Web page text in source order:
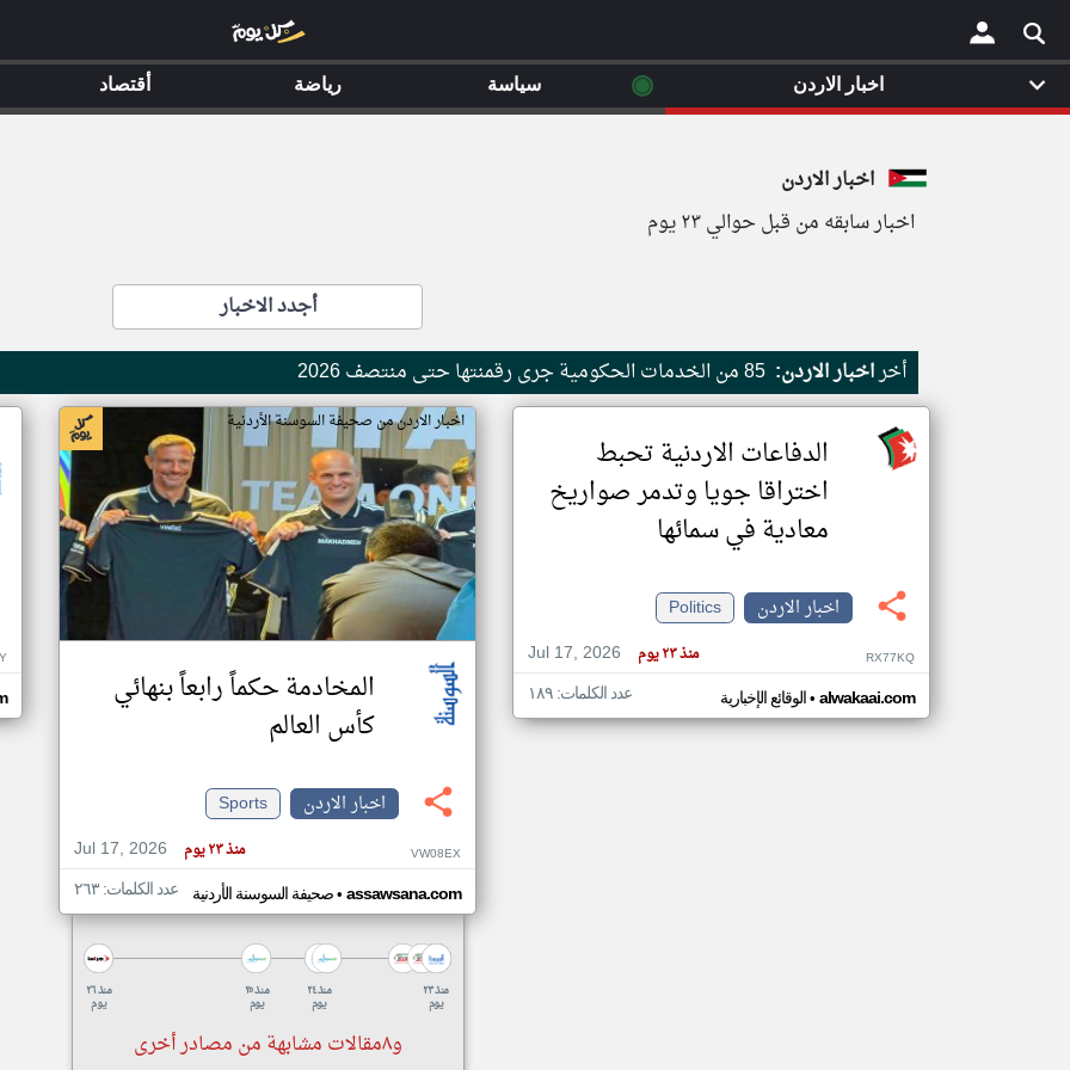
×
اخبار الاردن
اخبار سابقه من قبل حوالي ٢٣ يوم
أجدد الاخبار
أخراخبار الاردن: 85 من الخدمات الحكومية جرى رقمنتها حتى منتصف 2026
الدفاعات الاردنية تحبط
اختراقا جويا وتدمر صواريخ
معادية في سمائها
اخبار الاردن
Politics
Jul 17, 2026
منذ ٢٣ يوم RX77KQ
الوقائع الإخبارية• alwakaai.com عدد الكلمات: ١٨٩
اخبار الاردن من صحيفة السوسنة الأردنية
المخادمة حكماً رابعاً بنهائي
كأس العالم
اخبار الاردن
Sports
Jul 17, 2026
منذ ٢٣ يوم VW08EX
صحيفة السوسنة الأردنية• assawsana.com عدد الكلمات: ٢٦٣
منذ ٢٦
يوم
منذ ٢٥
يوم
منذ ٢٤
يوم
منذ ٢٣
يوم
و٨مقالات مشابهة من مصادر أخرى
اخبار الاردن ◉ سياسة رياضة أقتصاد